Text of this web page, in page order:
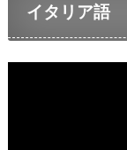
イタリア語